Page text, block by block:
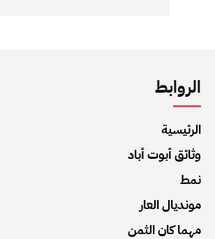
الروابط
الرئيسية
وثائق أبوت أباد
نمط
مونديال العار
مهما كان الثمن